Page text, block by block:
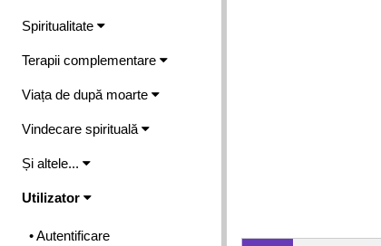
Spiritualitate
Terapii complementare
Viața de după moarte
Vindecare spirituală
Și altele...
Utilizator
• Autentificare